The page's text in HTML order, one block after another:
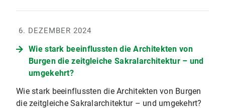
6. DEZEMBER 2024
Wie stark beeinflussten die Architekten von
Burgen die zeitgleiche Sakralarchitektur – und
umgekehrt?
Wie stark beeinflussten die Architekten von Burgen
die zeitgleiche Sakralarchitektur – und umgekehrt?